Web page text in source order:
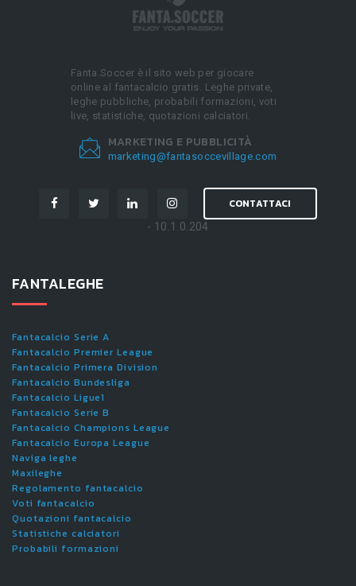
Fanta.Soccer è il sito web per giocare
online al fantacalcio gratis. Leghe private,
leghe pubbliche, probabili formazioni, voti
live, statistiche, quotazioni calciatori.
MARKETING E PUBBLICITÀ
marketing@fantasoccevillage.com
CONTATTACI
- 10.1.0.204
FANTALEGHE
Fantacalcio Serie A
Fantacalcio Premier League
Fantacalcio Primera Division
Fantacalcio Bundesliga
Fantacalcio Ligue1
Fantacalcio Serie B
Fantacalcio Champions League
Fantacalcio Europa League
Naviga leghe
Maxileghe
Regolamento fantacalcio
Voti fantacalcio
Quotazioni fantacalcio
Statistiche calciatori
Probabili formazioni